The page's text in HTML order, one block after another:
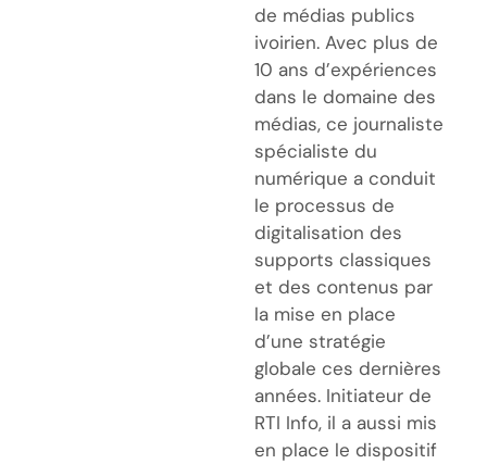
de médias publics
ivoirien. Avec plus de
10 ans d’expériences
dans le domaine des
médias, ce journaliste
spécialiste du
numérique a conduit
le processus de
digitalisation des
supports classiques
et des contenus par
la mise en place
d’une stratégie
globale ces dernières
années. Initiateur de
RTI Info, il a aussi mis
en place le dispositif